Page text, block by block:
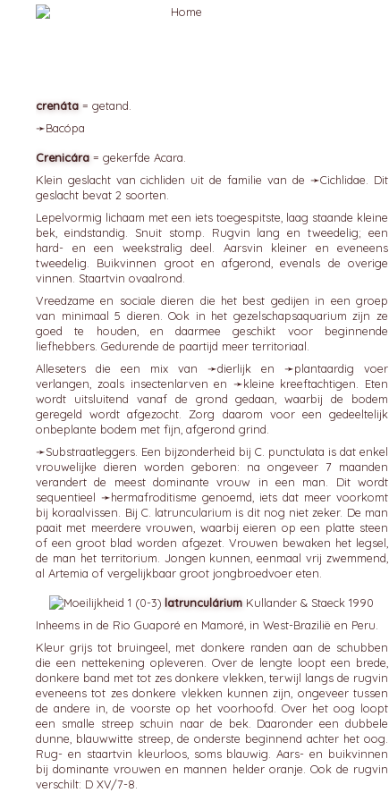
crenáta = getand.
➛Bacópa
Crenicára = gekerfde Acara.
Klein geslacht van cichliden uit de familie van de ➛Cichlidae . Dit
geslacht bevat 2 soorten.
Lepelvormig lichaam met een iets toegespitste, laag staande kleine
bek, eindstandig. Snuit stomp. Rugvin lang en tweedelig; een
hard- en een weekstralig deel. Aarsvin kleiner en eveneens
tweedelig. Buikvinnen groot en afgerond, evenals de overige
vinnen. Staartvin ovaalrond.
Vreedzame en sociale dieren die het best gedijen in een groep
van minimaal 5 dieren. Ook in het gezelschapsaquarium zijn ze
goed te houden, en daarmee geschikt voor beginnende
liefhebbers. Gedurende de paartijd meer territoriaal.
Alleseters die een mix van ➛dierlijk en ➛plantaardig voer
verlangen, zoals insectenlarven en ➛kleine kreeftachtigen . Eten
wordt uitsluitend vanaf de grond gedaan, waarbij de bodem
geregeld wordt afgezocht. Zorg daarom voor een gedeeltelijk
onbeplante bodem met fijn, afgerond grind.
➛Substraatleggers . Een bijzonderheid bij C. punctulata is dat enkel
vrouwelijke dieren worden geboren: na ongeveer 7 maanden
verandert de meest dominante vrouw in een man. Dit wordt
sequentieel ➛hermafroditisme genoemd, iets dat meer voorkomt
bij koraalvissen. Bij C. latruncularium is dit nog niet zeker. De man
paait met meerdere vrouwen, waarbij eieren op een platte steen
of een groot blad worden afgezet. Vrouwen bewaken het legsel,
de man het territorium. Jongen kunnen, eenmaal vrij zwemmend,
al Artemia of vergelijkbaar groot jongbroedvoer eten.
latrunculárium Kullander & Staeck 1990
Inheems in de Rio Guaporé en Mamoré, in West-Brazilië en Peru.
Kleur grijs tot bruingeel, met donkere randen aan de schubben
die een nettekening opleveren. Over de lengte loopt een brede,
donkere band met tot zes donkere vlekken, terwijl langs de rugvin
eveneens tot zes donkere vlekken kunnen zijn, ongeveer tussen
de andere in, de voorste op het voorhoofd. Over het oog loopt
een smalle streep schuin naar de bek. Daaronder een dubbele
dunne, blauwwitte streep, de onderste beginnend achter het oog.
Rug- en staartvin kleurloos, soms blauwig. Aars- en buikvinnen
bij dominante vrouwen en mannen helder oranje. Ook de rugvin
verschilt: D XV/7-8.